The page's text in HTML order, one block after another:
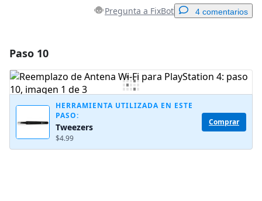
Pregunta a FixBot 4 comentarios
Agregar Comentario
Publicar comentario
Paso 10
HERRAMIENTA UTILIZADA EN ESTE
PASO:
Tweezers
$4.99
Comprar